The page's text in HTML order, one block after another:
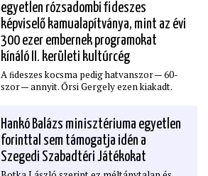
egyetlen rózsadombi ﬁdeszes
képviselő kamualapítványa, mint az évi
300 ezer embernek programokat
kínáló II. kerületi kultúrcég
A ﬁdeszes kocsma pedig hatvanszor — 60-
szor — annyit. Őrsi Gergely ezen kiakadt.
Hankó Balázs minisztériuma egyetlen
forinttal sem támogatja idén a
Szegedi Szabadtéri Játékokat